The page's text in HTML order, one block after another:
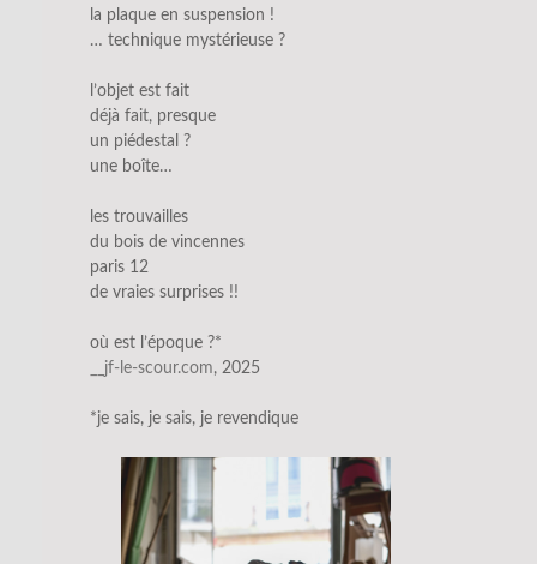
la plaque en suspension !
… technique mystérieuse ?
l’objet est fait
déjà fait, presque
un piédestal ?
une boîte…
les trouvailles
du bois de vincennes
paris 12
de vraies surprises !!
où est l’époque ?*
__jf-le-scour.com, 2025
*je sais, je sais, je revendique